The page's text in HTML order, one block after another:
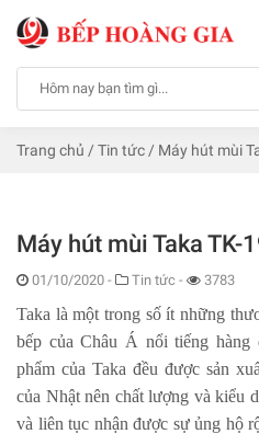
Trang chủ /Tin tức / Máy hút mùi
Máy hút mùi Taka TK-
01/10/2020 - Tin tức - 3783
Taka là một trong số ít những
bếp của Châu Á nổi tiếng hàng
phẩm của Taka đều được sản
của Nhật nên chất lượng và kiểu
và liên tục nhận được sự ủng hộ